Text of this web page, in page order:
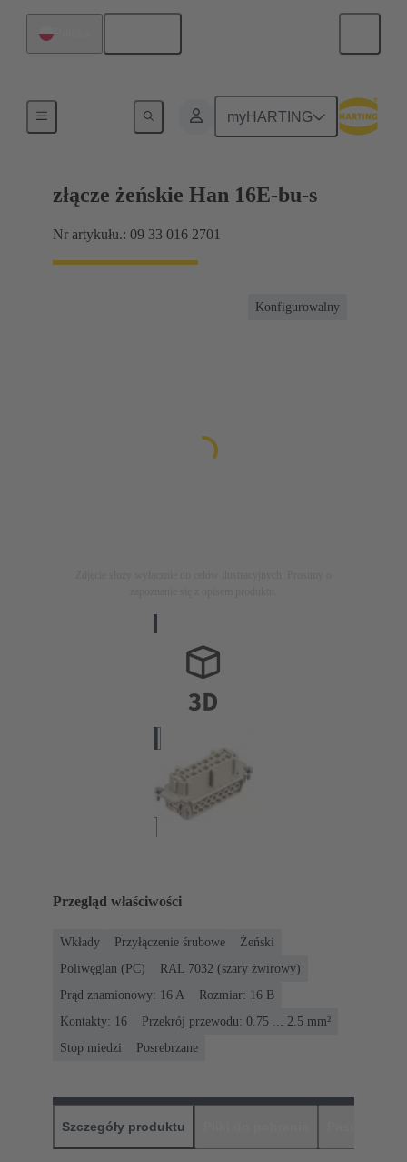
myHARTING
Prądu do 16 A
złącze żeńskie Han 16E-bu-s
Nr artykułu.: 09 33 016 2701
Konfigurowalny
Przegląd właściwości
Wkłady Przyłączenie śrubowe
Żeński
Poliwęglan (PC)
RAL 7032 (szary żwirowy)
Prąd znamionowy: ‌16 A
Rozmiar: 16 B
Kontakty: 16
Przekrój przewodu: 0.75 ... 2.5 mm²
Stop miedzi
Posrebrzane
Szczegóły produktu